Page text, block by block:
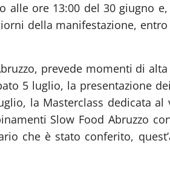
alle ore 13:00 del 30 giugno
della manifestazione, entro
prevede momenti di
5 luglio, la presentazione
la Masterclass dedicata al
Slow Food Abruzzo
che è stato conferito,